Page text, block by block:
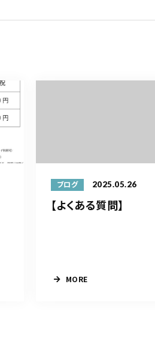
ブログ 2025.05.26
【よくある質問】
MORE